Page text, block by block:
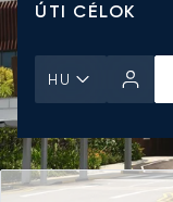
ÚTI CÉLOK
HU